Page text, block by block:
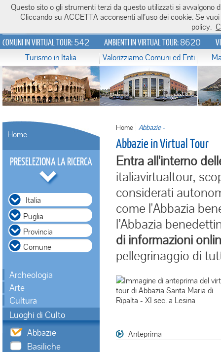
Italiavirtualtour.it
COMUNI IN VIRTUAL TOUR:542 AMBIENTI IN VIRTUAL TOUR:8620
Turismo in Italia Valorizziamo Comuni ed Enti
Home
PRESELEZIONA LA RICERCA
Italia
Archeologia
Arte
Cultura
Luoghi di Culto
Abbazie
Basiliche
Home Abbazie -
Abbazie in Virtual Tour
Entra all'interno
italiavirtualtour,
considerati
come l'Abbazia
l’Abbazia
di informazioni
pellegrinaggio di
Anteprima
Questo sito o gli strumenti terzi da questo utilizzati si
Cliccando su ACCETTA acconsenti all’uso dei cookie. Se
policy.